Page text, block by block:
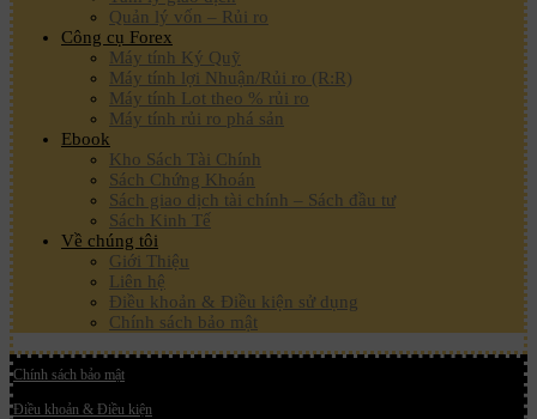
Quản lý vốn – Rủi ro
Công cụ Forex
Máy tính Ký Quỹ
Máy tính lợi Nhuận/Rủi ro (R:R)
Máy tính Lot theo % rủi ro
Máy tính rủi ro phá sản
Ebook
Kho Sách Tài Chính
Sách Chứng Khoán
Sách giao dịch tài chính – Sách đầu tư
Sách Kinh Tế
Về chúng tôi
Giới Thiệu
Liên hệ
Điều khoản & Điều kiện sử dụng
Chính sách bảo mật
Chính sách bảo mật
Điều khoản & Điều kiện